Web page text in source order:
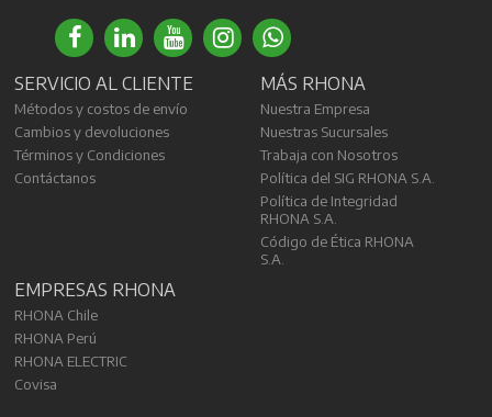
SERVICIO AL CLIENTE
Métodos y costos de envío
Cambios y devoluciones
Términos y Condiciones
Contáctanos
MÁS RHONA
Nuestra Empresa
Nuestras Sucursales
Trabaja con Nosotros
Política del SIG RHONA S.A.
Política de Integridad
RHONA S.A.
Código de Ética RHONA
S.A.
EMPRESAS RHONA
RHONA Chile
RHONA Perú
RHONA ELECTRIC
Covisa